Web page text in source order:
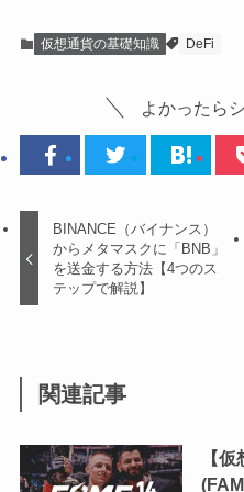
仮想通貨の基礎知識 DeFi
よかったら
BINANCE（バイナンス）
からメタマスクに「BNB」
を送金する方法【4つのス
テップで解説】
関連記事
【